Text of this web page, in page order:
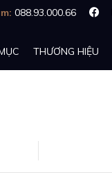
088.93.000.66
THƯƠNG HIỆU